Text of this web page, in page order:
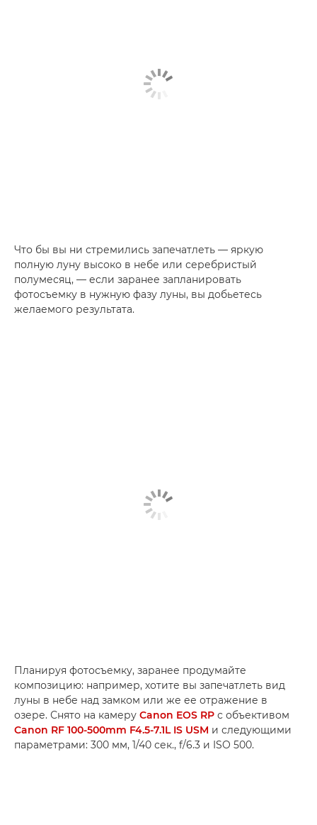
Что бы вы ни стремились запечатлеть — яркую
полную луну высоко в небе или серебристый
полумесяц, — если заранее запланировать
фотосъемку в нужную фазу луны, вы добьетесь
желаемого результата.
Планируя фотосъемку, заранее продумайте
композицию: например, хотите вы запечатлеть вид
луны в небе над замком или же ее отражение в
озере. Снято на камеру Canon EOS RP с объективом
Canon RF 100-500mm F4.5-7.1L IS USM и следующими
параметрами: 300 мм, 1/40 сек., f/6.3 и ISO 500.